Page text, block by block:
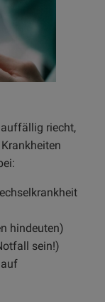
riecht,
hindeuten)
sein!)